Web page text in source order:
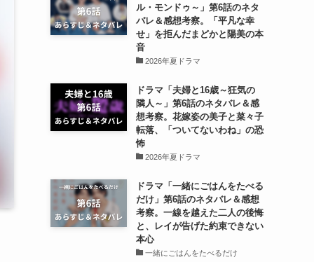
ル・モンドゥ～」第6話のネタ
バレ＆感想考察。「平凡な幸
せ」を拒んだまどかと陽美の本
音
2026年夏ドラマ
ドラマ「夫婦と16歳～狂気の
隣人～」第6話のネタバレ＆感
想考察。花嫁姿の美子と菜々子
転落、「ついてないわね」の恐
怖
2026年夏ドラマ
ドラマ「一緒にごはんをたべる
だけ」第6話のネタバレ＆感想
考察。一線を越えた二人の後悔
と、レイが告げた約束できない
本心
一緒にごはんをたべるだけ